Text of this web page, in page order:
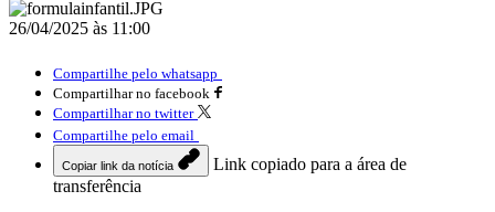
26/04/2025 às 11:00
Compartilhe pelo whatsapp
Compartilhar no facebook
Compartilhar no twitter
Compartilhe pelo email
Copiar link da notícia
Link copiado para a área de
transferência